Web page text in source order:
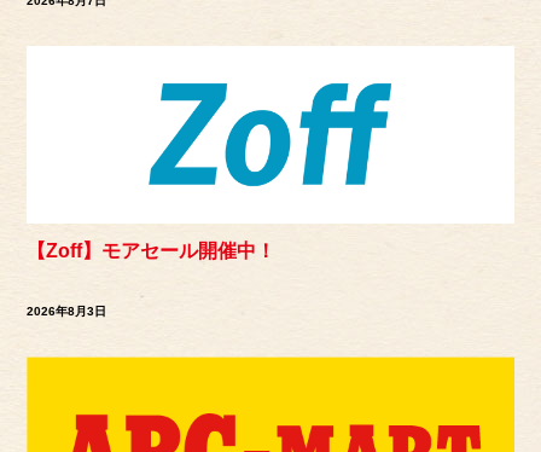
【Zoff】モアセール開催中！
2026年8月3日